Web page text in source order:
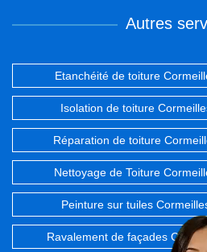
Autres
Etanchéité de toiture
Isolation de toiture
Réparation de toiture
Nettoyage de Toiture
Peinture sur tuiles
Ravalement de façades